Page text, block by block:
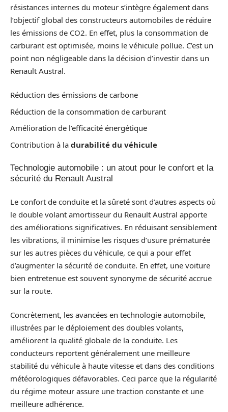
résistances internes du moteur s’intègre également dans
l’objectif global des constructeurs automobiles de réduire
les émissions de CO2. En effet, plus la consommation de
carburant est optimisée, moins le véhicule pollue. C’est un
point non négligeable dans la décision d’investir dans un
Renault Austral.
Réduction des émissions de carbone
Réduction de la consommation de carburant
Amélioration de l’efficacité énergétique
Contribution à la durabilité du véhicule
Technologie automobile : un atout pour le confort et la
sécurité du Renault Austral
Le confort de conduite et la sûreté sont d’autres aspects où
le double volant amortisseur du Renault Austral apporte
des améliorations significatives. En réduisant sensiblement
les vibrations, il minimise les risques d’usure prématurée
sur les autres pièces du véhicule, ce qui a pour effet
d’augmenter la sécurité de conduite. En effet, une voiture
bien entretenue est souvent synonyme de sécurité accrue
sur la route.
Concrètement, les avancées en technologie automobile,
illustrées par le déploiement des doubles volants,
améliorent la qualité globale de la conduite. Les
conducteurs reportent généralement une meilleure
stabilité du véhicule à haute vitesse et dans des conditions
météorologiques défavorables. Ceci parce que la régularité
du régime moteur assure une traction constante et une
meilleure adhérence.